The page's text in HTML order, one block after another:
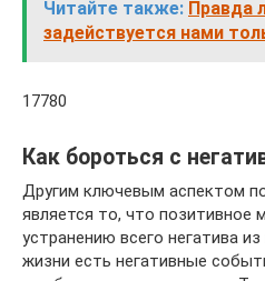
Читайте также: Правда
задействуется нами
17780
Как бороться с
Другим ключевым аспектом
является то, что позитивное
устранению всего негатива
жизни есть негативные